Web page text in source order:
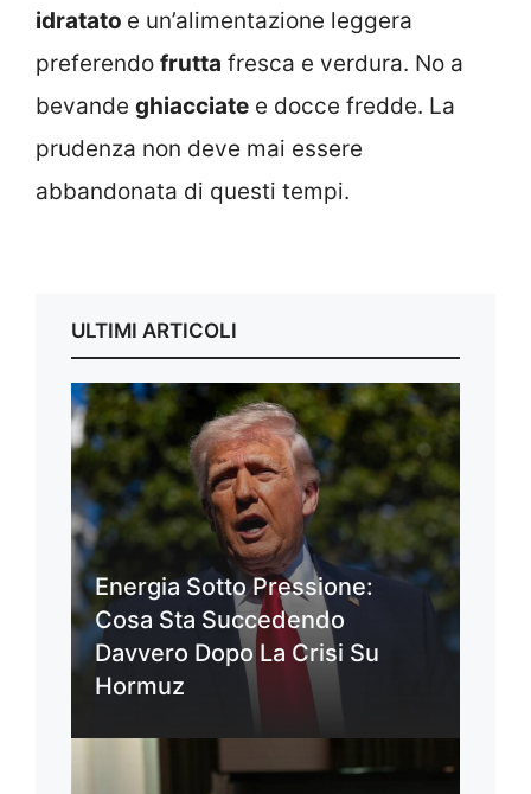
idratato e un’alimentazione leggera
preferendo frutta fresca e verdura. No a
bevande ghiacciate e docce fredde. La
prudenza non deve mai essere
abbandonata di questi tempi.
ULTIMI ARTICOLI
Energia Sotto Pressione:
Cosa Sta Succedendo
Davvero Dopo La Crisi Su
Hormuz